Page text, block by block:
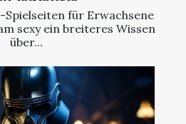
Spielseiten für Erwachsene
sexy ein breiteres Wissen
über...